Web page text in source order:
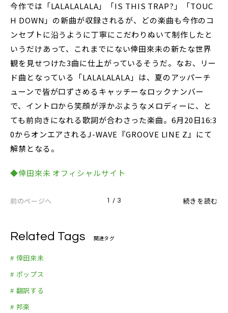
今作では「LALALALALA」「IS THIS TRAP?」「TOUC
H DOWN」の新曲が収録されるが、どの楽曲も今作のコ
ンセプトに沿うように丁寧にこだわりぬいて制作したと
いうだけあって、これまでにない倖田來未の新たな世界
観を見せつけた3曲に仕上がっているそうだ。なお、リー
ド曲となっている「LALALALALA」は、夏のアッパーチ
ューンで皆が口ずさめるキャッチーなロックナンバー
で、イントロから笑顔が浮かぶようなメロディーに、と
ても前向きになれる歌詞が合わさった楽曲。6月20日16:3
0からオンエアされるJ-WAVE『GROOVE LINE Z』にて
解禁となる。
◆倖田來未 オフィシャルサイト
前のページへ 1 / 3 続きを読む
Related Tags 関連タグ
# 倖田來未
# ポップス
# 翻訳する
# 邦楽